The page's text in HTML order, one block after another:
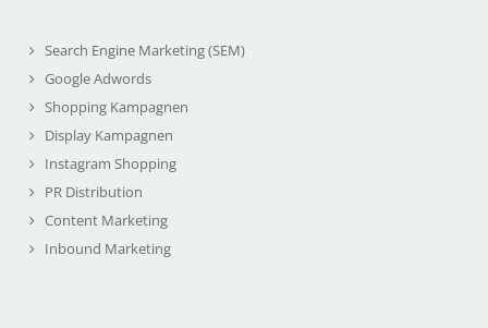
Search Engine Marketing (SEM)
Google Adwords
Shopping Kampagnen
Display Kampagnen
Instagram Shopping
PR Distribution
Content Marketing
Inbound Marketing